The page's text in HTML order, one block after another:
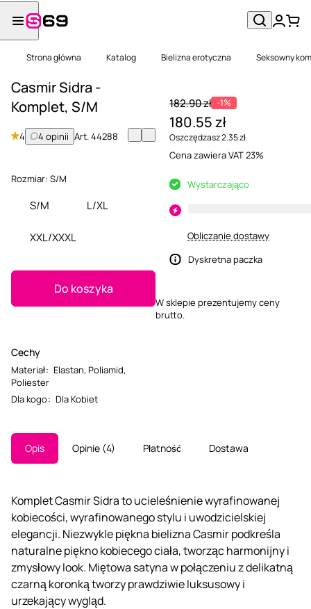
Strona główna Katalog Bielizna erotyczna Seksowny
Casmir Sidra -
Komplet, S/M
4 4 opinii Art.44288
Rozmiar: S/M
S/M L/XL
XXL/XXXL
Do koszyka
Cechy
Materiał: Elastan, Poliamid,
Poliester
Dla kogo: Dla Kobiet
182.90 zł -1%
180.55 zł
Oszczędzasz 2.35 zł
Cena zawiera VAT 23%
Wystarczająco
Obliczanie dostawy
Dyskretna paczka
W sklepie prezentujemy ceny
brutto.
Opis Opinie 4 Płatność Dostawa
Komplet Casmir Sidra to ucieleśnienie wyrafinowanej
kobiecości, wyrafinowanego stylu i uwodzicielskiej
elegancji. Niezwykle piękna bielizna Casmir podkreśla
naturalne piękno kobiecego ciała, tworząc harmonijny i
zmysłowy look. Miętowa satyna w połączeniu z delikatną
czarną koronką tworzy prawdziwie luksusowy i
urzekający wygląd.